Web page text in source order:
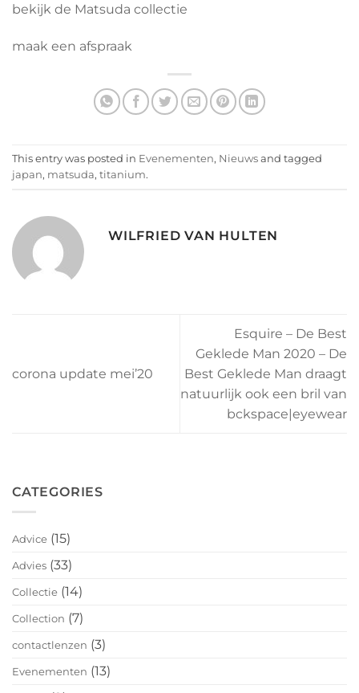
bekijk de Matsuda collectie
maak een afspraak
This entry was posted in Evenementen, Nieuws and tagged
japan, matsuda, titanium.
WILFRIED VAN HULTEN
corona update mei’20
Esquire – De Best
Geklede Man 2020 – De
Best Geklede Man draagt
natuurlijk ook een bril van
bckspace|eyewear
CATEGORIES
Advice (15)
Advies (33)
Collectie (14)
Collection (7)
contactlenzen (3)
Evenementen (13)